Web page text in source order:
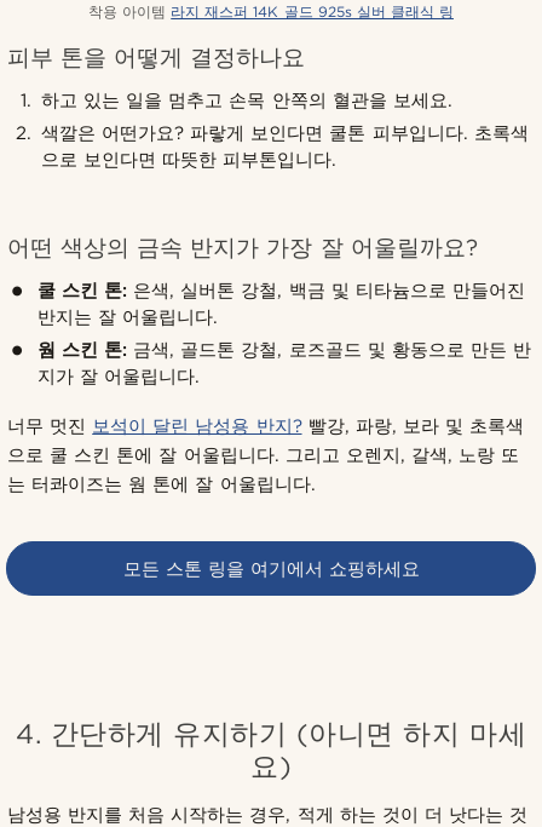
착용 아이템 라지 재스퍼 14K 골드 925s 실버 클래식 링
피부 톤을 어떻게 결정하나요
하고 있는 일을 멈추고 손목 안쪽의 혈관을 보세요.
색깔은 어떤가요? 파랗게 보인다면 쿨톤 피부입니다. 초록색
으로 보인다면 따뜻한 피부톤입니다.
어떤 색상의 금속 반지가 가장 잘 어울릴까요?
쿨 스킨 톤: 은색, 실버톤 강철, 백금 및 티타늄으로 만들어진
반지는 잘 어울립니다.
웜 스킨 톤: 금색, 골드톤 강철, 로즈골드 및 황동으로 만든 반
지가 잘 어울립니다.
너무 멋진 보석이 달린 남성용 반지?빨강, 파랑, 보라 및 초록색
으로 쿨 스킨 톤에 잘 어울립니다. 그리고 오렌지, 갈색, 노랑 또
는 터콰이즈는 웜 톤에 잘 어울립니다.
모든 스톤 링을 여기에서 쇼핑하세요
4. 간단하게 유지하기 (아니면 하지 마세
요)
남성용 반지를 처음 시작하는 경우, 적게 하는 것이 더 낫다는 것